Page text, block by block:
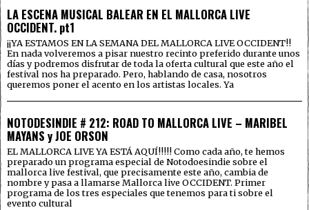
LA ESCENA MUSICAL BALEAR EN EL MALLORCA LIVE
OCCIDENT. pt1
¡¡YA ESTAMOS EN LA SEMANA DEL MALLORCA LIVE OCCIDENT!!
En nada volveremos a pisar nuestro recinto preferido durante unos
días y podremos disfrutar de toda la oferta cultural que este año el
festival nos ha preparado. Pero, hablando de casa, nosotros
queremos poner el acento en los artistas locales. Ya
NOTODESINDIE # 212: ROAD TO MALLORCA LIVE – MARIBEL
MAYANS y JOE ORSON
EL MALLORCA LIVE YA ESTÁ AQUÍ!!!!! Como cada año, te hemos
preparado un programa especial de Notodoesindie sobre el
mallorca live festival, que precisamente este año, cambia de
nombre y pasa a llamarse Mallorca live OCCIDENT. Primer
programa de los tres especiales que tenemos para ti sobre el
evento cultural